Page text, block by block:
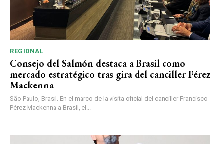
REGIONAL
Consejo del Salmón destaca a Brasil como
mercado estratégico tras gira del canciller Pérez
Mackenna
São Paulo, Brasil. En el marco de la visita oficial del canciller Francisco
Pérez Mackenna a Brasil, el...